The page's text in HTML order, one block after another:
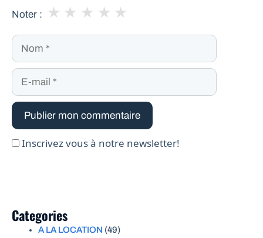
Noter : ★
★
★
★
★
Nom
E-
mail
Inscrivez vous à notre newsletter!
Categories
A LA LOCATION (49)